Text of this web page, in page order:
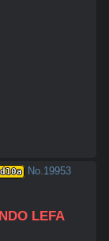
No.19953
LEFA